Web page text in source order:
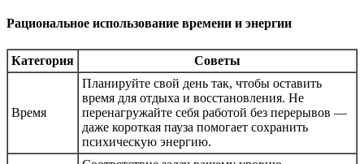
Рациональное использование времени и энергии
Категория Советы
Время
Планируйте свой день так, чтобы оставить
время для отдыха и восстановления. Не
перенагружайте себя работой без перерывов —
даже короткая пауза помогает сохранить
психическую энергию.